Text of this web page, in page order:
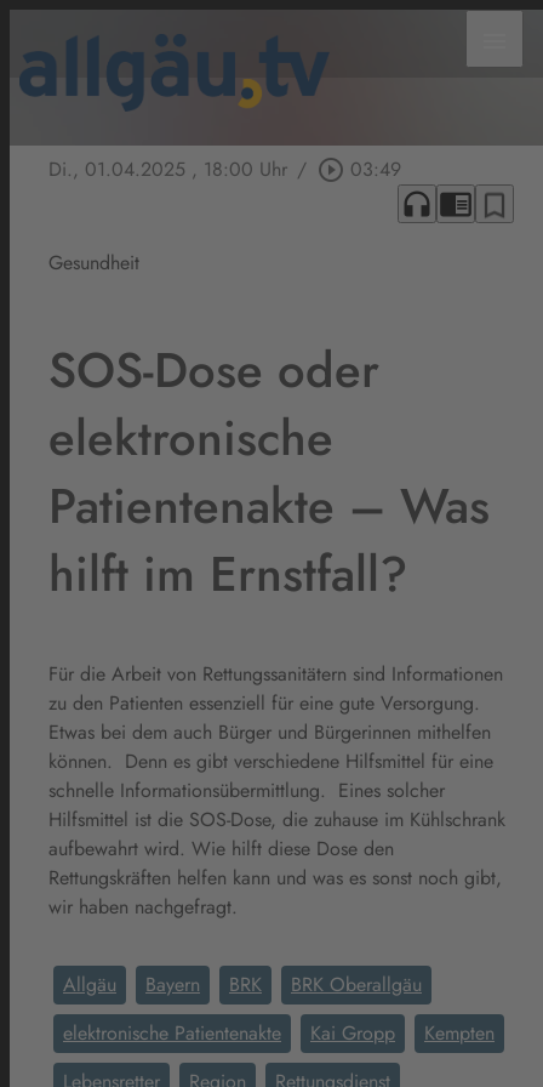
Di., 01.04.2025 , 18:00 Uhr / play_circle_outline 03:49
headphones chrome_reader_mode bookmark_border
Gesundheit
SOS-Dose oder
elektronische
Patientenakte – Was
hilft im Ernstfall?
Für die Arbeit von Rettungssanitätern sind Informationen
zu den Patienten essenziell für eine gute Versorgung.
Etwas bei dem auch Bürger und Bürgerinnen mithelfen
können. Denn es gibt verschiedene Hilfsmittel für eine
schnelle Informationsübermittlung. Eines solcher
Hilfsmittel ist die SOS-Dose, die zuhause im Kühlschrank
aufbewahrt wird. Wie hilft diese Dose den
Rettungskräften helfen kann und was es sonst noch gibt,
wir haben nachgefragt.
Allgäu Bayern BRK
BRK Oberallgäu
elektronische Patientenakte
Kai Gropp
Kempten